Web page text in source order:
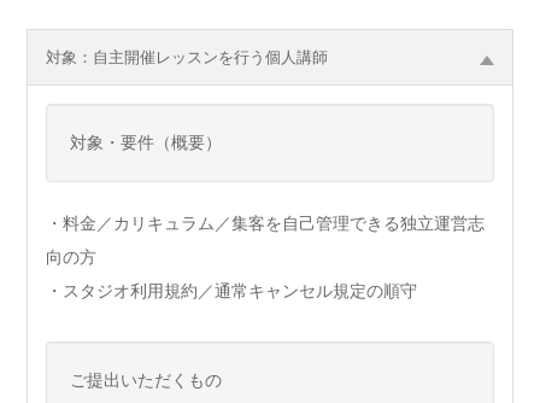
対象：自主開催レッスンを行う個人講師
対象・要件（概要）
・料金／カリキュラム／集客を自己管理できる独立運営志
向の方
・スタジオ利用規約／通常キャンセル規定の順守
ご提出いただくもの